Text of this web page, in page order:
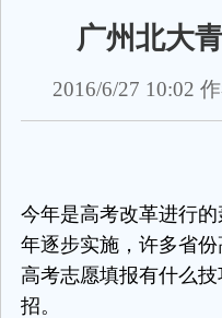
广州北大
2016/6/27 10:02
今年是高考改革进行
年逐步实施，许多省
高考志愿填报有什么技
招。